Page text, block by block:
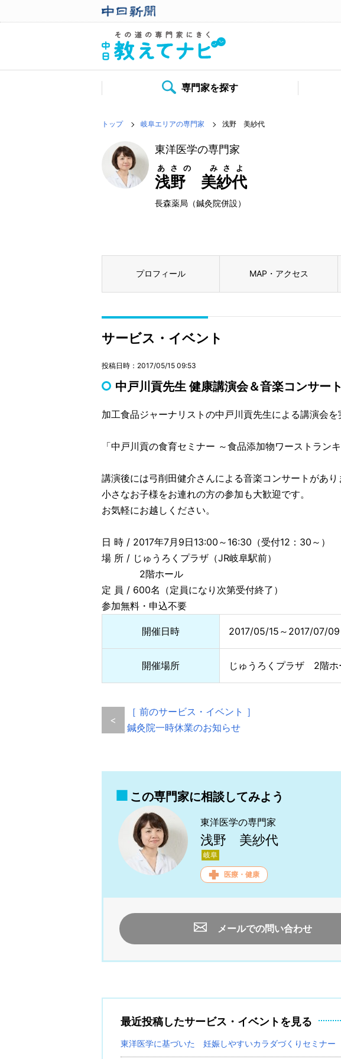
専門家を探す
トップ 岐阜エリアの専門家 浅野 美紗代
東洋医学の専門家
浅野 美紗代
あさの みさよ
長森薬局（鍼灸院併設）
プロフィール MAP・アクセス
サービス・イベント
投稿日時：2017/05/15 09:53
中戸川貢先生 健康講演会＆音楽コンサート
加工食品ジャーナリストの中戸川貢先生による講演会を
「中戸川貢の食育セミナー ～食品添加物ワーストランキ
講演後には弓削田健介さんによる音楽コンサートがあり
小さなお子様をお連れの方の参加も大歓迎です。
お気軽にお越しください。
日 時 / 2017年7月9日13:00～16:30（受付12：30～）
場 所 / じゅうろくプラザ（JR岐阜駅前）
2階ホール
定 員 / 600名（定員になり次第受付終了）
参加無料・申込不要
開催日時 2017/05/15～2017/07/09
開催場所 じゅうろくプラザ 2階ホ
<
［ 前のサービス・イベント ］
鍼灸院一時休業のお知らせ
この専門家に相談してみよう
東洋医学の専門家
浅野 美紗代
岐阜
医療・健康
メールでの問い合わせ
最近投稿したサービス・イベントを見る
東洋医学に基づいた 妊娠しやすいカラダづくりセミナー